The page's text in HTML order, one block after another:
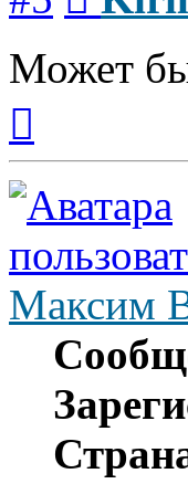
Может
началу
Максим